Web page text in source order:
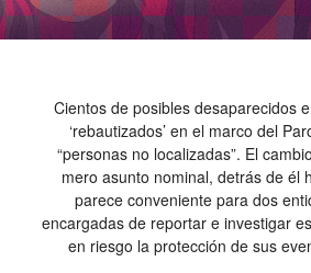
Cientos de posibles desaparecidos
‘rebautizados’ en el marco del
“personas no localizadas”. El
mero asunto nominal, detrás de él
parece conveniente para dos
encargadas de reportar e investigar
en riesgo la protección de sus